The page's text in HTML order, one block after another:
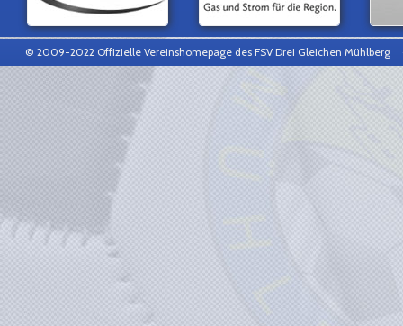
© 2009-2022 Offizielle Vereinshomepage des FSV Drei Gleichen Mühlberg